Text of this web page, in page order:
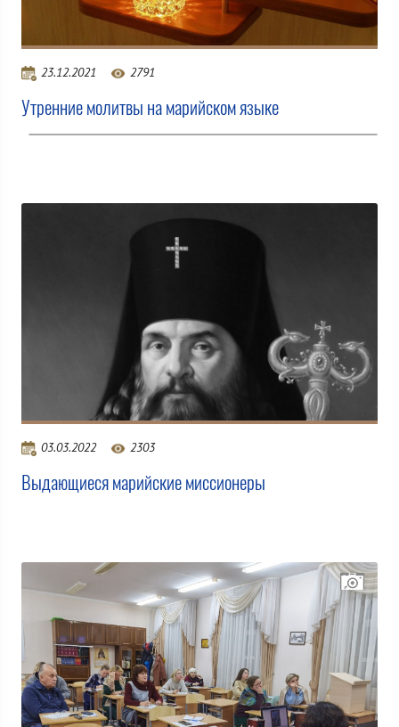
23.12.2021 2791
Утренние молитвы на марийском языке
03.03.2022 2303
Выдающиеся марийские миссионеры